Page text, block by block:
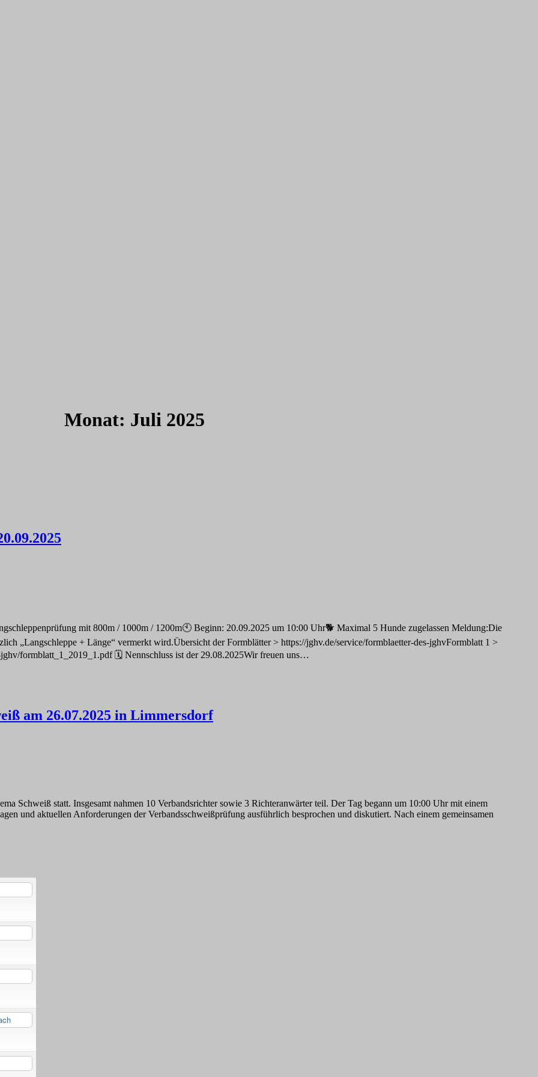
Monat: Juli 2025
mit 800m / 1000m / 1200m🕙 Beginn: 20.09.2025 um 10:00 Uhr🐕 Maximal 5 Hunde zugelassen Meldung:Die
„Langschleppe + Länge“ vermerkt wird.Übersicht der Formblätter > https://jghv.de/service/formblaetter-des-jghvFormblatt 1 >
formblatt_1_2019_1.pdf 🗓️ Nennschluss ist der 29.08.2025Wir freuen uns…
am 26.07.2025 in Limmersdorf
Schweiß statt. Insgesamt nahmen 10 Verbandsrichter sowie 3 Richteranwärter teil. Der Tag begann um 10:00 Uhr mit einem
und aktuellen Anforderungen der Verbandsschweißprüfung ausführlich besprochen und diskutiert. Nach einem gemeinsamen